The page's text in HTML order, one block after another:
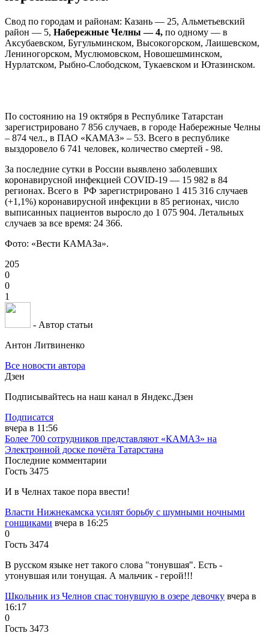
Свод по городам и районам: Казань — 25, Альметьевский
район — 5, Набережные Челны — 4, по одному — в
Аксубаевском, Бугульминском, Высокогорском, Лаишевском,
Лениногорском, Муслюмовском, Новошешминском,
Нурлатском, Рыбно-Слободском, Тукаевском и Ютазинском.
По состоянию на 19 октября в Республике Татарстан
зарегистрировано 7 856 случаев, в городе Набережные Челны
– 874 чел., в ПАО «КАМАЗ» – 53. Всего в республике
выздоровело 6 741 человек, количество смертей - 98.
За последние сутки в России выявлено заболевших
коронавирусной инфекцией COVID-19 — 15 982 в 84
регионах. Всего в РФ зарегистрировано 1 415 316 случаев
(+1,1%) коронавирусной инфекции в 85 регионах, число
выписанных пациентов выросло до 1 075 904. Летальных
случаев за все время: 24 366.
Фото: «Вести КАМАЗа».
205
0
0
1
- Автор статьи
Антон Литвиненко
Все новости автора
Дзен
Подписывайтесь на наш канал в Яндекс.Дзен
Подписатся
вчера в 11:56
Более 700 сотрудников представляют «КАМАЗ» на
Электронной доске почёта Татарстана
Последние комментарии
Гость 3475
И в Челнах такое пора ввести!
Власти Нижнекамска усилят борьбу с шумными ночными
гонщиками вчера в 16:25
0
Гость 3474
В русском языке нет такого слова "тонувшая". Есть -
утонувшая или тонущая. А мальчик - герой!!!
Школьник из Челнов спас тонувшую в озере девочку вчера в
16:17
0
Гость 3473